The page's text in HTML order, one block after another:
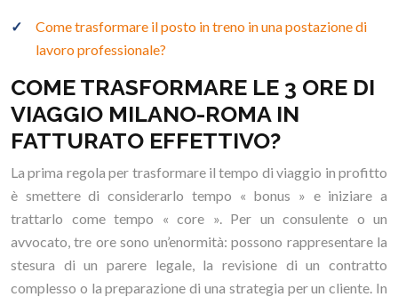
Come trasformare il posto in treno in una postazione di
lavoro professionale?
COME TRASFORMARE LE 3 ORE DI
VIAGGIO MILANO-ROMA IN
FATTURATO EFFETTIVO?
La prima regola per trasformare il tempo di viaggio in profitto
è smettere di considerarlo tempo « bonus » e iniziare a
trattarlo come tempo « core ». Per un consulente o un
avvocato, tre ore sono un’enormità: possono rappresentare la
stesura di un parere legale, la revisione di un contratto
complesso o la preparazione di una strategia per un cliente. In